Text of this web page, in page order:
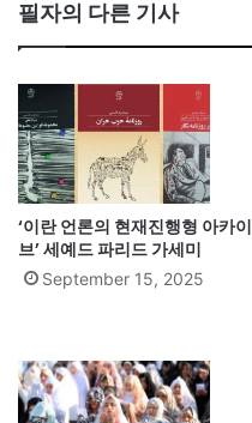
필자의 다른 기사
‘이란 언론의 현재진행형 아카이
브’ 세예드 파리드 가세미
September 15, 2025